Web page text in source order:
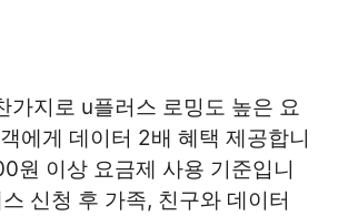
가지로 u플러스 로밍도 높은 요
에게 데이터 2배 혜택 제공합니
원 이상 요금제 사용 기준입니
신청 후 가족, 친구와 데이터